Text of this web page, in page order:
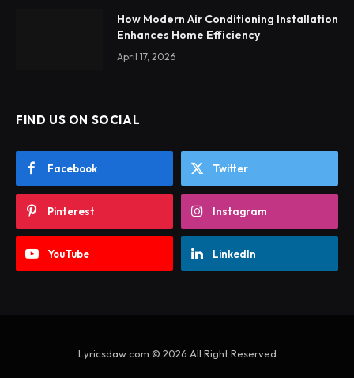
How Modern Air Conditioning Installation
Enhances Home Efficiency
April 17, 2026
FIND US ON SOCIAL
Facebook Twitter
Pinterest Instagram
YouTube LinkedIn
Lyricsdaw.com © 2026 All Right Reserved